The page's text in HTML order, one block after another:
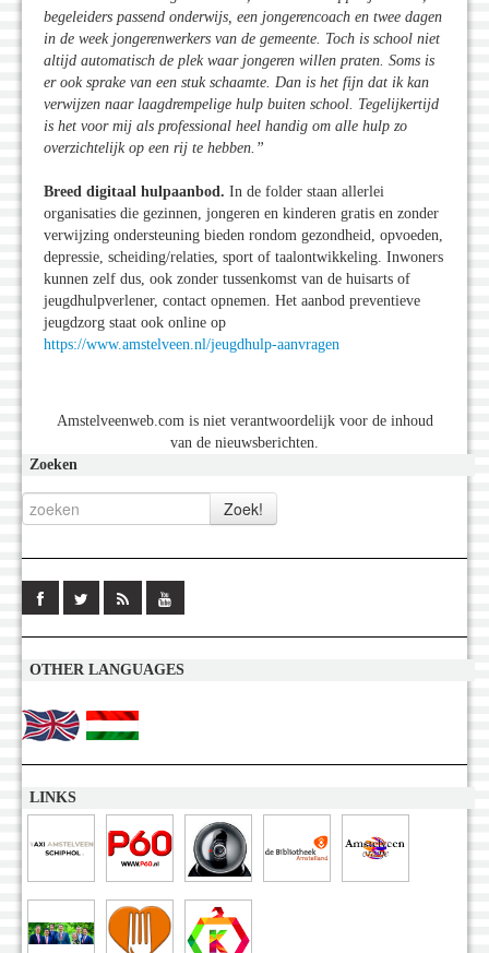
begeleiders passend onderwijs, een jongerencoach en twee dagen
in de week jongerenwerkers van de gemeente. Toch is school niet
altijd automatisch de plek waar jongeren willen praten. Soms is
er ook sprake van een stuk schaamte. Dan is het fijn dat ik kan
verwijzen naar laagdrempelige hulp buiten school. Tegelijkertijd
is het voor mij als professional heel handig om alle hulp zo
overzichtelijk op een rij te hebben.”
Breed digitaal hulpaanbod. In de folder staan allerlei
organisaties die gezinnen, jongeren en kinderen gratis en zonder
verwijzing ondersteuning bieden rondom gezondheid, opvoeden,
depressie, scheiding/relaties, sport of taalontwikkeling. Inwoners
kunnen zelf dus, ook zonder tussenkomst van de huisarts of
jeugdhulpverlener, contact opnemen. Het aanbod preventieve
jeugdzorg staat ook online op
https://www.amstelveen.nl/jeugdhulp-aanvragen
Amstelveenweb.com is niet verantwoordelijk voor de inhoud
van de nieuwsberichten.
Zoeken
OTHER LANGUAGES
LINKS